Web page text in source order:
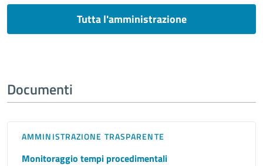
Tutta l'amministrazione
Documenti
AMMINISTRAZIONE TRASPARENTE
Monitoraggio tempi procedimentali